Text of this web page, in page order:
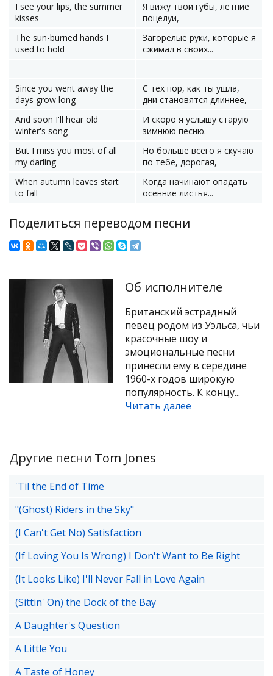
I see your lips, the summer
kisses
Я вижу твои губы, летние
поцелуи,
The sun-burned hands I
used to hold
Загорелые руки, которые я
сжимал в своих...
Since you went away the
days grow long
С тех пор, как ты ушла,
дни становятся длиннее,
And soon I'll hear old
winter's song
И скоро я услышу старую
зимнюю песню.
But I miss you most of all
my darling
Но больше всего я скучаю
по тебе, дорогая,
When autumn leaves start
to fall
Когда начинают опадать
осенние листья...
Поделиться переводом песни
Об исполнителе
Британский эстрадный
певец родом из Уэльса, чьи
красочные шоу и
эмоциональные песни
принесли ему в середине
1960-х годов широкую
популярность. К концу...
Читать далее
Другие песни Tom Jones
'Til the End of Time
"(Ghost) Riders in the Sky"
(I Can't Get No) Satisfaction
(If Loving You Is Wrong) I Don't Want to Be Right
(It Looks Like) I'll Never Fall in Love Again
(Sittin' On) the Dock of the Bay
A Daughter's Question
A Little You
A Taste of Honey